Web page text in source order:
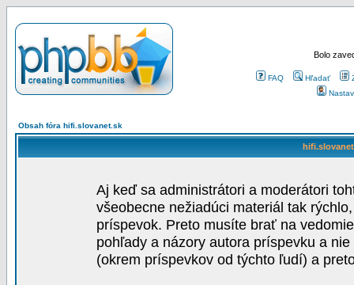
Bolo
FAQ Hľadať
Obsah fóra hifi.slovanet.sk
Aj keď sa administrátori a moderátori
všeobecne nežiadúci materiál tak
príspevok. Preto musíte brať na
pohľady a názory autora príspevku a
(okrem príspevkov od týchto ľudí) a